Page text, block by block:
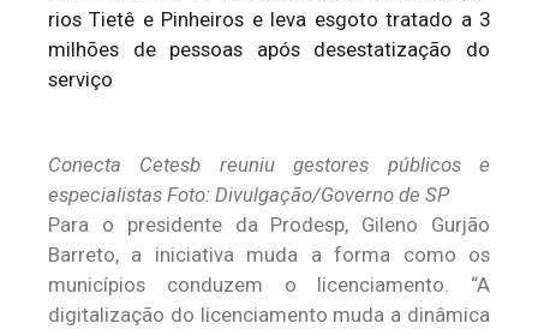
rios Tietê e Pinheiros e leva esgoto tratado a 3
milhões de pessoas após desestatização do
serviço
Conecta Cetesb reuniu gestores públicos e
especialistas Foto: Divulgação/Governo de SP
Para o presidente da Prodesp, Gileno Gurjão
Barreto, a iniciativa muda a forma como os
municípios conduzem o licenciamento. “A
digitalização do licenciamento muda a dinâmica